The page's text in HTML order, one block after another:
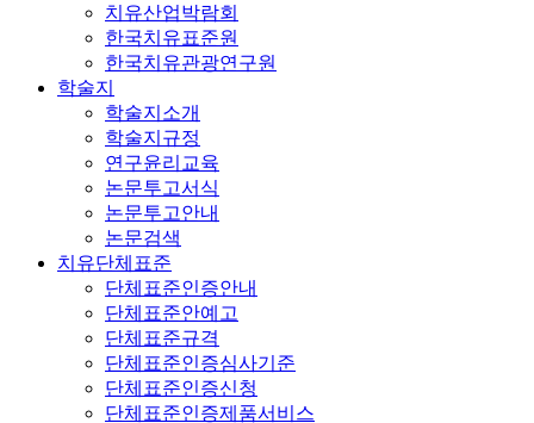
치유산업박람회
한국치유표준원
한국치유관광연구원
학술지
학술지소개
학술지규정
연구윤리교육
논문투고서식
논문투고안내
논문검색
치유단체표준
단체표준인증안내
단체표준안예고
단체표준규격
단체표준인증심사기준
단체표준인증신청
단체표준인증제품서비스